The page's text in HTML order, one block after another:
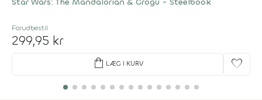
Forudbestil
299,95 kr
shopping_bag LÆG I KURV favorite